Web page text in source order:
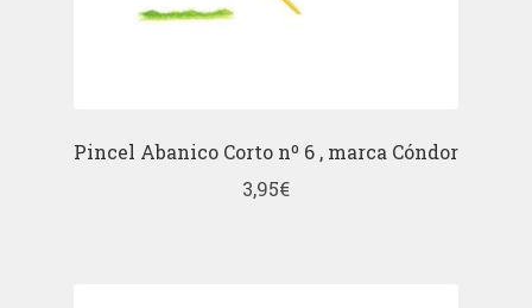
Pincel Abanico Corto nº 6 , marca Cóndor
3,95€